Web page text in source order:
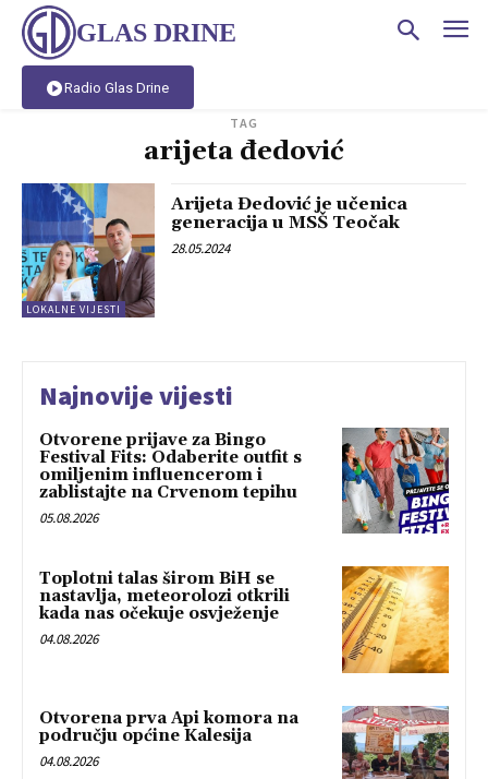
GLAS DRINE
Radio Glas Drine
TAG
arijeta đedović
LOKALNE VIJESTI
Arijeta Đedović je učenica
generacija u MSŠ Teočak
28.05.2024
Najnovije vijesti
Otvorene prijave za Bingo
Festival Fits: Odaberite outfit s
omiljenim influencerom i
zablistajte na Crvenom tepihu
05.08.2026
Toplotni talas širom BiH se
nastavlja, meteorolozi otkrili
kada nas očekuje osvježenje
04.08.2026
Otvorena prva Api komora na
području općine Kalesija
04.08.2026